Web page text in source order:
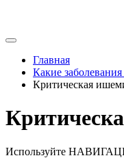
Главная
Какие
Критическая
Используйте